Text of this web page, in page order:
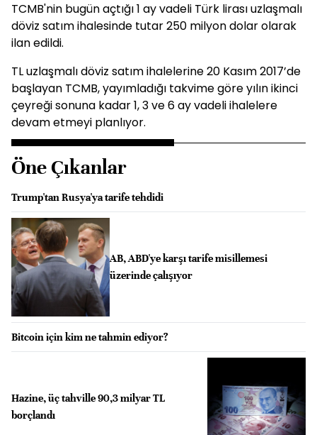
TCMB'nin bugün açtığı 1 ay vadeli Türk lirası uzlaşmalı
döviz satım ihalesinde tutar 250 milyon dolar olarak
ilan edildi.
TL uzlaşmalı döviz satım ihalelerine 20 Kasım 2017’de
başlayan TCMB, yayımladığı takvime göre yılın ikinci
çeyreği sonuna kadar 1, 3 ve 6 ay vadeli ihalelere
devam etmeyi planlıyor.
Öne Çıkanlar
Trump'tan Rusya'ya tarife tehdidi
AB, ABD'ye karşı tarife misillemesi
üzerinde çalışıyor
Bitcoin için kim ne tahmin ediyor?
Hazine, üç tahville 90,3 milyar TL
borçlandı